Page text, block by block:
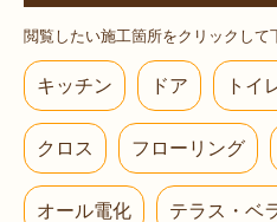
閲覧したい施工箇所をクリックして
キッチン ドア トイ
クロス フローリング
オール電化 テラス・ベ